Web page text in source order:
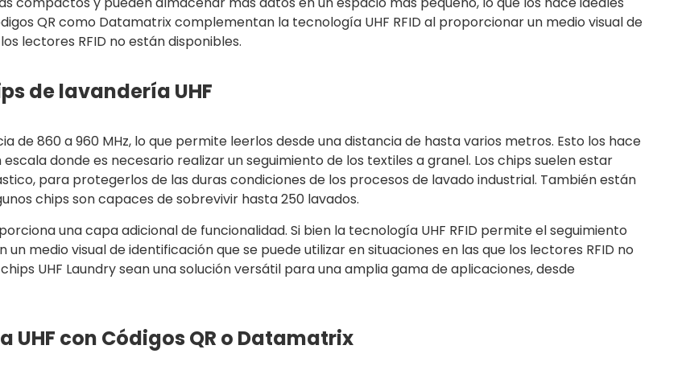
QR como Datamatrix complementan la tecnología UHF RFID al proporcionar un medio visual de
lectores RFID no están disponibles.
de lavandería UHF
de 860 a 960 MHz, lo que permite leerlos desde una distancia de hasta varios metros. Esto los hace
donde es necesario realizar un seguimiento de los textiles a granel. Los chips suelen estar
para protegerlos de las duras condiciones de los procesos de lavado industrial. También están
chips son capaces de sobrevivir hasta 250 lavados.
una capa adicional de funcionalidad. Si bien la tecnología UHF RFID permite el seguimiento
medio visual de identificación que se puede utilizar en situaciones en las que los lectores RFID no
UHF Laundry sean una solución versátil para una amplia gama de aplicaciones, desde
con Códigos QR o Datamatrix